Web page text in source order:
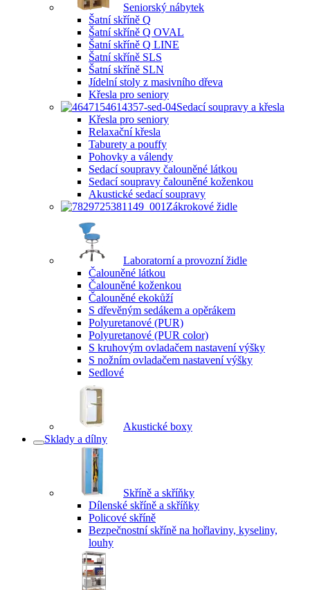
Seniorský nábytek
Šatní skříně Q
Šatní skříně Q OVAL
Šatní skříně Q LINE
Šatní skříně SLS
Šatní skříně SLN
Jídelní stoly z masivního dřeva
Křesla pro seniory
Sedací soupravy a křesla
Křesla pro seniory
Relaxační křesla
Taburety a pouffy
Pohovky a válendy
Sedací soupravy čalouněné látkou
Sedací soupravy čalouněné koženkou
Akustické sedací soupravy
Zákrokové židle
Laboratorní a provozní židle
Čalouněné látkou
Čalouněné koženkou
Čalouněné ekokůží
S dřevěným sedákem a opěrákem
Polyuretanové (PUR)
Polyuretanové (PUR color)
S kruhovým ovladačem nastavení výšky
S nožním ovladačem nastavení výšky
Sedlové
Akustické boxy
Sklady a dílny
Skříně a skříňky
Dílenské skříně a skříňky
Policové skříně
Bezpečnostní skříně na hořlaviny, kyseliny,
louhy